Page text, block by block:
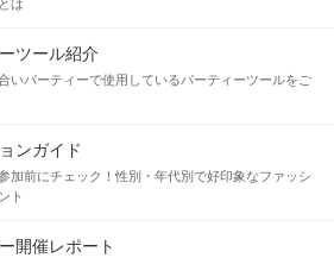
事があれば2人でお祝いしたり
番の相談相手になってくたり
も「好き」と思える恋人♪
は
ツール紹介
いパーティーで使用しているパーティーツールをご
ンガイド
加前にチェック！性別・年代別で好印象なファッシ
ト
開催レポート